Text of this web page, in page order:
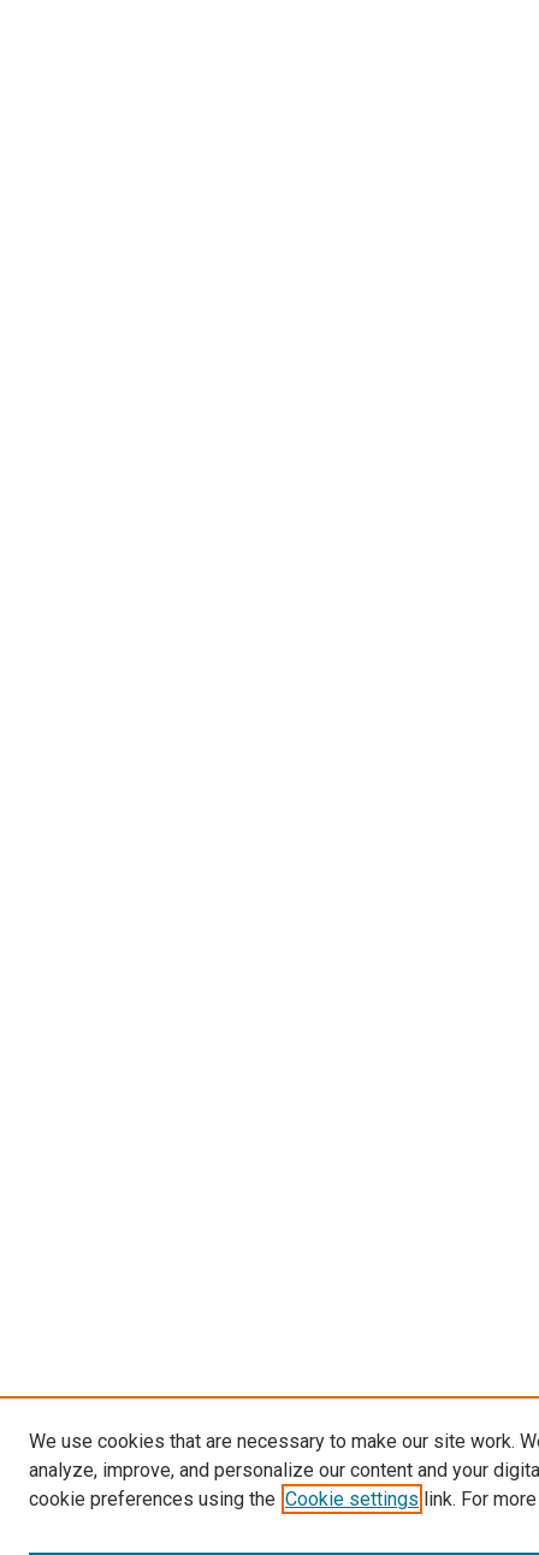
We use cookies that are necessary to make our site work.
analyze, improve, and personalize our content and your
cookie preferences using the Cookie settings link. For